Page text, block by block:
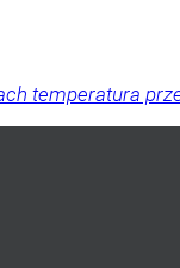
temperatura